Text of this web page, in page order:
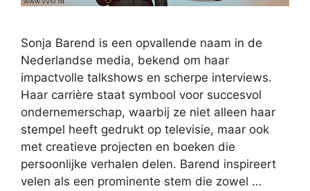
Sonja Barend is een opvallende naam in de
Nederlandse media, bekend om haar
impactvolle talkshows en scherpe interviews.
Haar carrière staat symbool voor succesvol
ondernemerschap, waarbij ze niet alleen haar
stempel heeft gedrukt op televisie, maar ook
met creatieve projecten en boeken die
persoonlijke verhalen delen. Barend inspireert
velen als een prominente stem die zowel …